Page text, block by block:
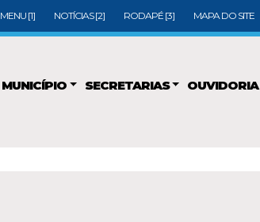
MENU [1] NOTÍCIAS [2] RODAPÉ [3] MAPA DO SITE
MUNICÍPIO SECRETARIAS OUVIDORIA